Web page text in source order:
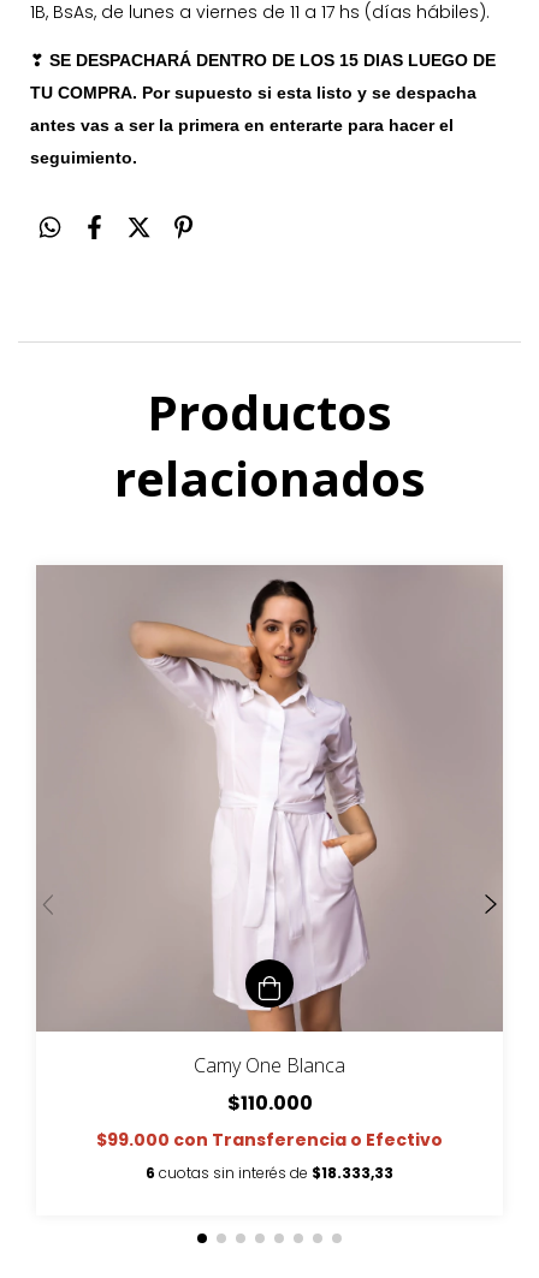
1B, BsAs, de lunes a viernes de 11 a 17 hs (días hábiles).
❣ SE DESPACHARÁ DENTRO DE LOS 15 DIAS LUEGO DE
TU COMPRA. Por supuesto si esta listo y se despacha
antes vas a ser la primera en enterarte para hacer el
seguimiento.
Productos
relacionados
Camy One Blanca
$110.000
$99.000 con Transferencia o Efectivo
6 cuotas sin interés de $18.333,33